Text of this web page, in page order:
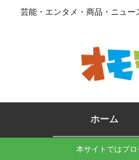
芸能・エンタメ・商品・ニュ
ホーム
本サイトではプ